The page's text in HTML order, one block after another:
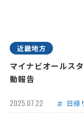
近畿地方
マイナビオールス
動報告
2025.07.22 日帰